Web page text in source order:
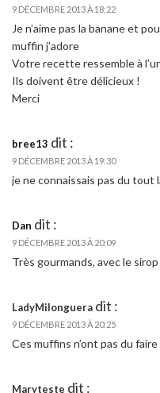
9 DÉCEMBRE 2013 À 18:22
Je n’aime pas la banane et
muffin j’adore
Votre recette ressemble à
Ils doivent être délicieux !
Merci
bree13 dit :
9 DÉCEMBRE 2013 À 19:30
je ne connaissais pas du tout
Dan dit :
9 DÉCEMBRE 2013 À 20:09
Très gourmands, avec le sirop
LadyMilonguera dit :
9 DÉCEMBRE 2013 À 20:25
Ces muffins n’ont pas du
Maryteste dit :